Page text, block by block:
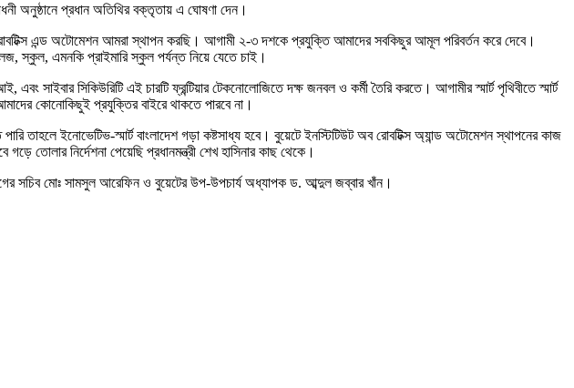
অনুষ্ঠানে প্রধান অতিথির বক্তৃতায় এ ঘোষণা দেন।
এন্ড অটোমেশন আমরা স্থাপন করছি। আগামী ২-৩ দশকে প্রযুক্তি আমাদের সবকিছুর আমূল পরিবর্তন করে দেবে।
স্কুল, এমনকি প্রাইমারি স্কুল পর্যন্ত নিয়ে যেতে চাই।
সাইবার সিকিউরিটি এই চারটি ফ্রন্টিয়ার টেকনোলোজিতে দক্ষ জনবল ও কর্মী তৈরি করতে। আগামীর স্মার্ট পৃথিবীতে স্মার্ট
কোনোকিছুই প্রযুক্তির বাইরে থাকতে পারবে না।
তাহলে ইনোভেটিভ-স্মার্ট বাংলাদেশ গড়া কষ্টসাধ্য হবে। বুয়েটে ইনস্টিটিউট অব রোবটিক্স অ্যান্ড অটোমেশন স্থাপনের কাজ
তোলার নির্দেশনা পেয়েছি প্রধানমন্ত্রী শেখ হাসিনার কাছ থেকে।
সচিব মোঃ সামসুল আরেফিন ও বুয়েটের উপ-উপচার্য অধ্যাপক ড. আব্দুল জব্বার খাঁন।